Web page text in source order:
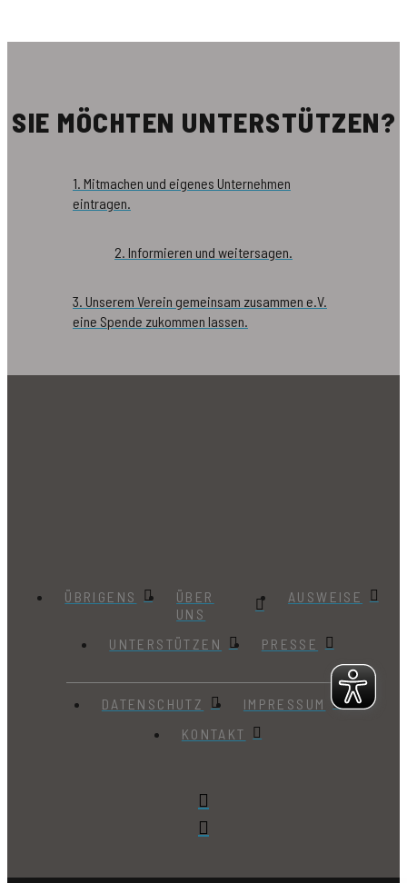
SIE MÖCHTEN UNTERSTÜTZEN?
1. Mitmachen und eigenes Unternehmen
eintragen.
2. Informieren und weitersagen.
3. Unserem Verein gemeinsam zusammen e.V.
eine Spende zukommen lassen.
ÜBRIGENS
ÜBER
UNS
AUSWEISE
UNTERSTÜTZEN PRESSE
DATENSCHUTZ
IMPRESSUM
KONTAKT